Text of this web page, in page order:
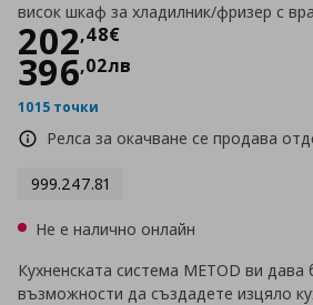
висок шкаф за хладилник/фризер с
202,48€
Цена202,48 €
396,02лв
1015 точки
Релса за окачване се продава
999.247.81
Не е налично онлайн
Кухненската система METOD ви дава
възможности да създадете изцяло